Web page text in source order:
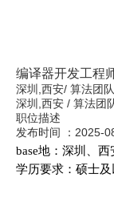
编译器开发工程
深圳,西安/ 算法团队
深圳,西安 / 算法团
职位描述
发布时间 ： 2025-
base地：深圳、西
学历要求：硕士及